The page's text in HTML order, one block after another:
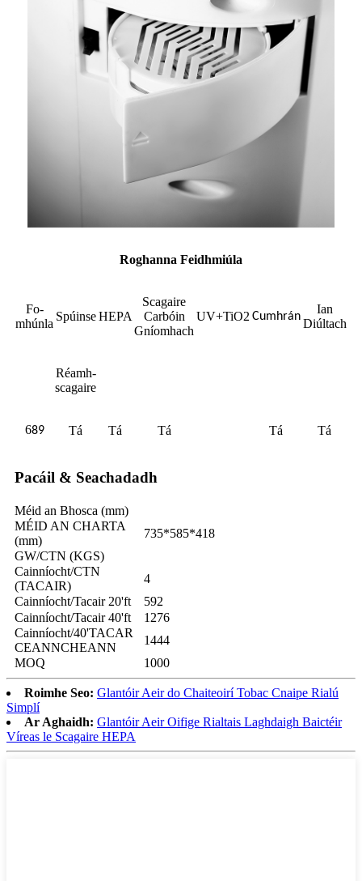
Roghanna Feidhmiúla
Fo-
mhúnla
Spúinse HEPA
Scagaire
Carbóin
Gníomhach
UV+TiO2 Cumhrán
Ian
Diúltach
Réamh-
scagaire
689 Tá Tá Tá Tá Tá
Pacáil & Seachadadh
Méid an Bhosca (mm)
MÉID AN CHARTA
(mm)
735*585*418
GW/CTN (KGS)
Cainníocht/CTN
(TACAIR)
4
Cainníocht/Tacair 20'ft
592
Cainníocht/Tacair 40'ft
1276
Cainníocht/40'TACAR
CEANNCHEANN
1444
MOQ
1000
Roimhe Seo: Glantóir Aeir do Chaiteoirí Tobac Cnaipe Rialú
Simplí
Ar Aghaidh: Glantóir Aeir Oifige Rialtais Laghdaigh Baictéir
Víreas le Scagaire HEPA